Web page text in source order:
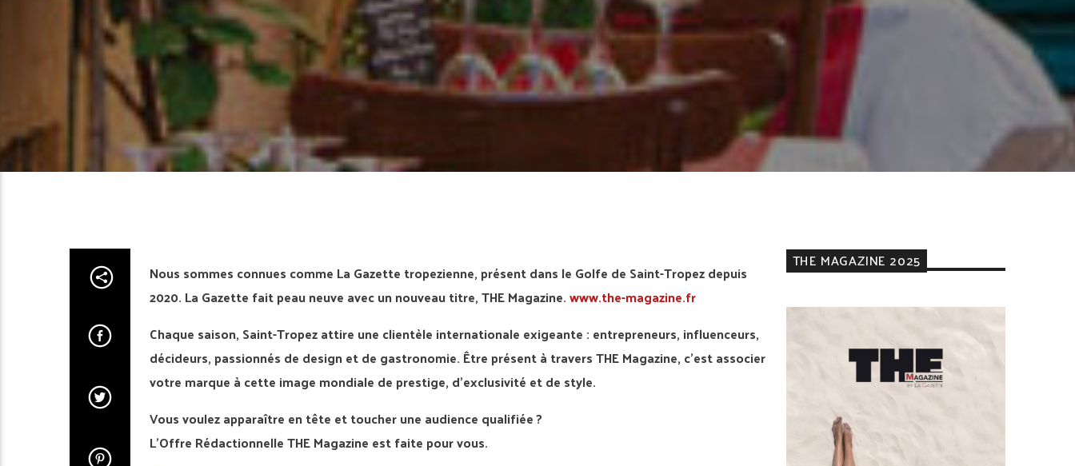
Nous sommes connues comme La Gazette tropezienne, présent dans le Golfe de Saint-Tropez depuis
2020. La Gazette fait peau neuve avec un nouveau titre, THE Magazine.www.the-magazine.fr
Chaque saison, Saint-Tropez attire une clientèle internationale exigeante : entrepreneurs, influenceurs,
décideurs, passionnés de design et de gastronomie. Être présent à travers THE Magazine, c’est associer
votre marque à cette image mondiale de prestige, d’exclusivité et de style.
Vous voulez apparaître en tête et toucher une audience qualifiée ?
L’Offre Rédactionnelle THE Magazine est faite pour vous.
THE MAGAZINE 2025